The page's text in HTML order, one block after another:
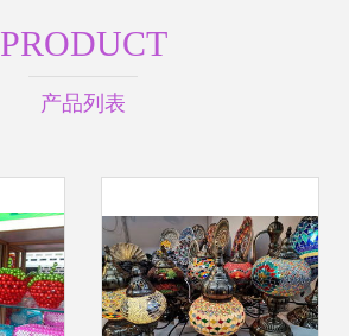
PRODUCT
产品列表